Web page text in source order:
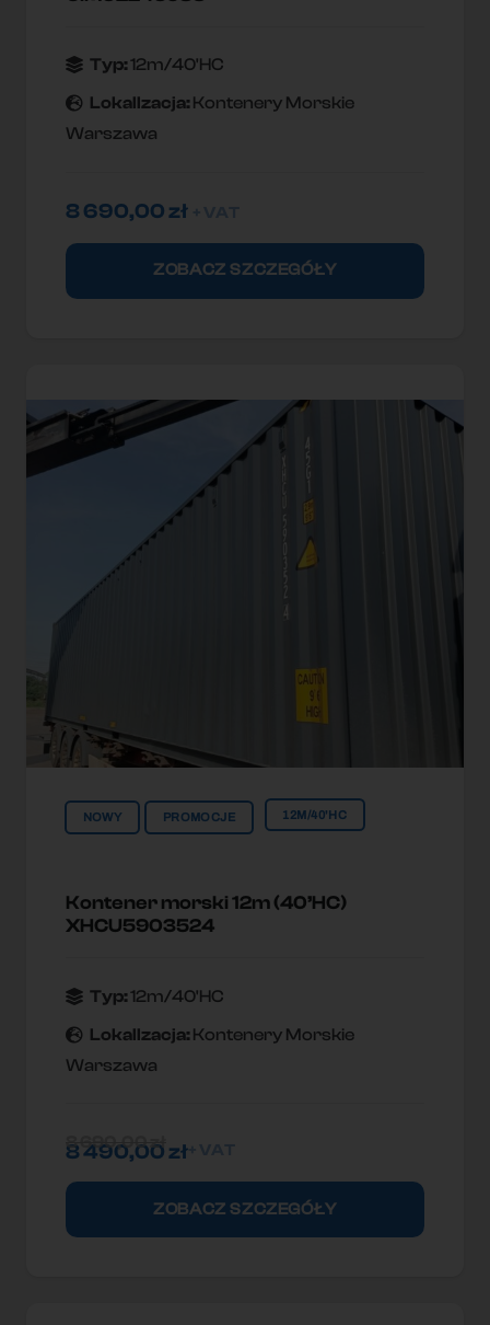
Typ:12m/40'HC
Lokallzacja: Kontenery Morskie
Warszawa
8 690,00zł
ZOBACZ SZCZEGÓŁY
NOWY PROMOCJE 12M/40'HC
Kontener morski 12m (40’HC)
XHCU5903524
Typ:12m/40'HC
Lokallzacja: Kontenery Morskie
Warszawa
8 490,00zł
8 690,00 zł
ZOBACZ SZCZEGÓŁY